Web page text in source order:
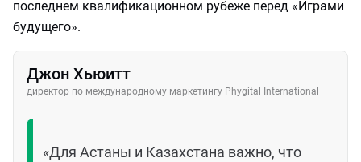
последнем квалификационном рубеже перед «Играми
будущего».
Джон Хьюитт
директор по международному маркетингу Phygital International
«Для Астаны и Казахстана важно, что